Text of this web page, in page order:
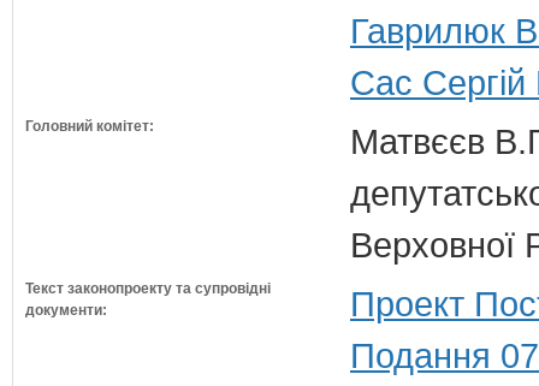
Гаврилюк
Сас
Головний комітет:
Матвєєв
Верховної
Текст законопроекту та супровідні
документи:
Проект
Подання